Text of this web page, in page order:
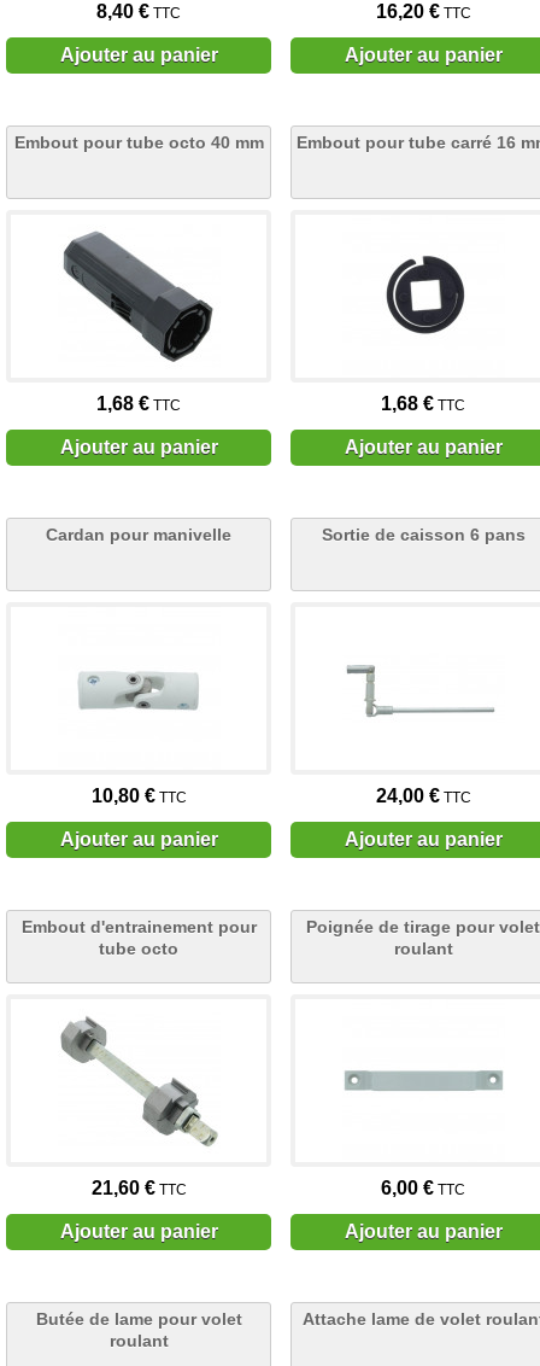
8,40 € TTC
Ajouter au panier
16,20 €TTC
Ajouter au panier
Embout pour tube octo 40 mm
1,68 € TTC
Ajouter au panier
Embout pour tube carré 16
1,68 € TTC
Ajouter au panier
Cardan pour manivelle
10,80 €TTC
Ajouter au panier
Sortie de caisson 6 pans
24,00 €TTC
Ajouter au panier
Embout d'entrainement pour
tube octo
21,60 €TTC
Ajouter au panier
Poignée de tirage pour volet
roulant
6,00 € TTC
Ajouter au panier
Butée de lame pour volet
roulant
Attache lame de volet